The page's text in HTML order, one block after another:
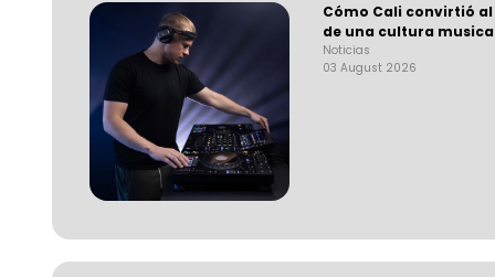
Cómo Cali convirtió
de una cultura
Noticias
03 August 2026